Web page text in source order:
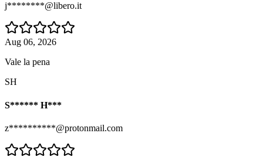
j********@libero.it
Aug 06, 2026
Vale la pena
SH
S****** H***
z**********@protonmail.com